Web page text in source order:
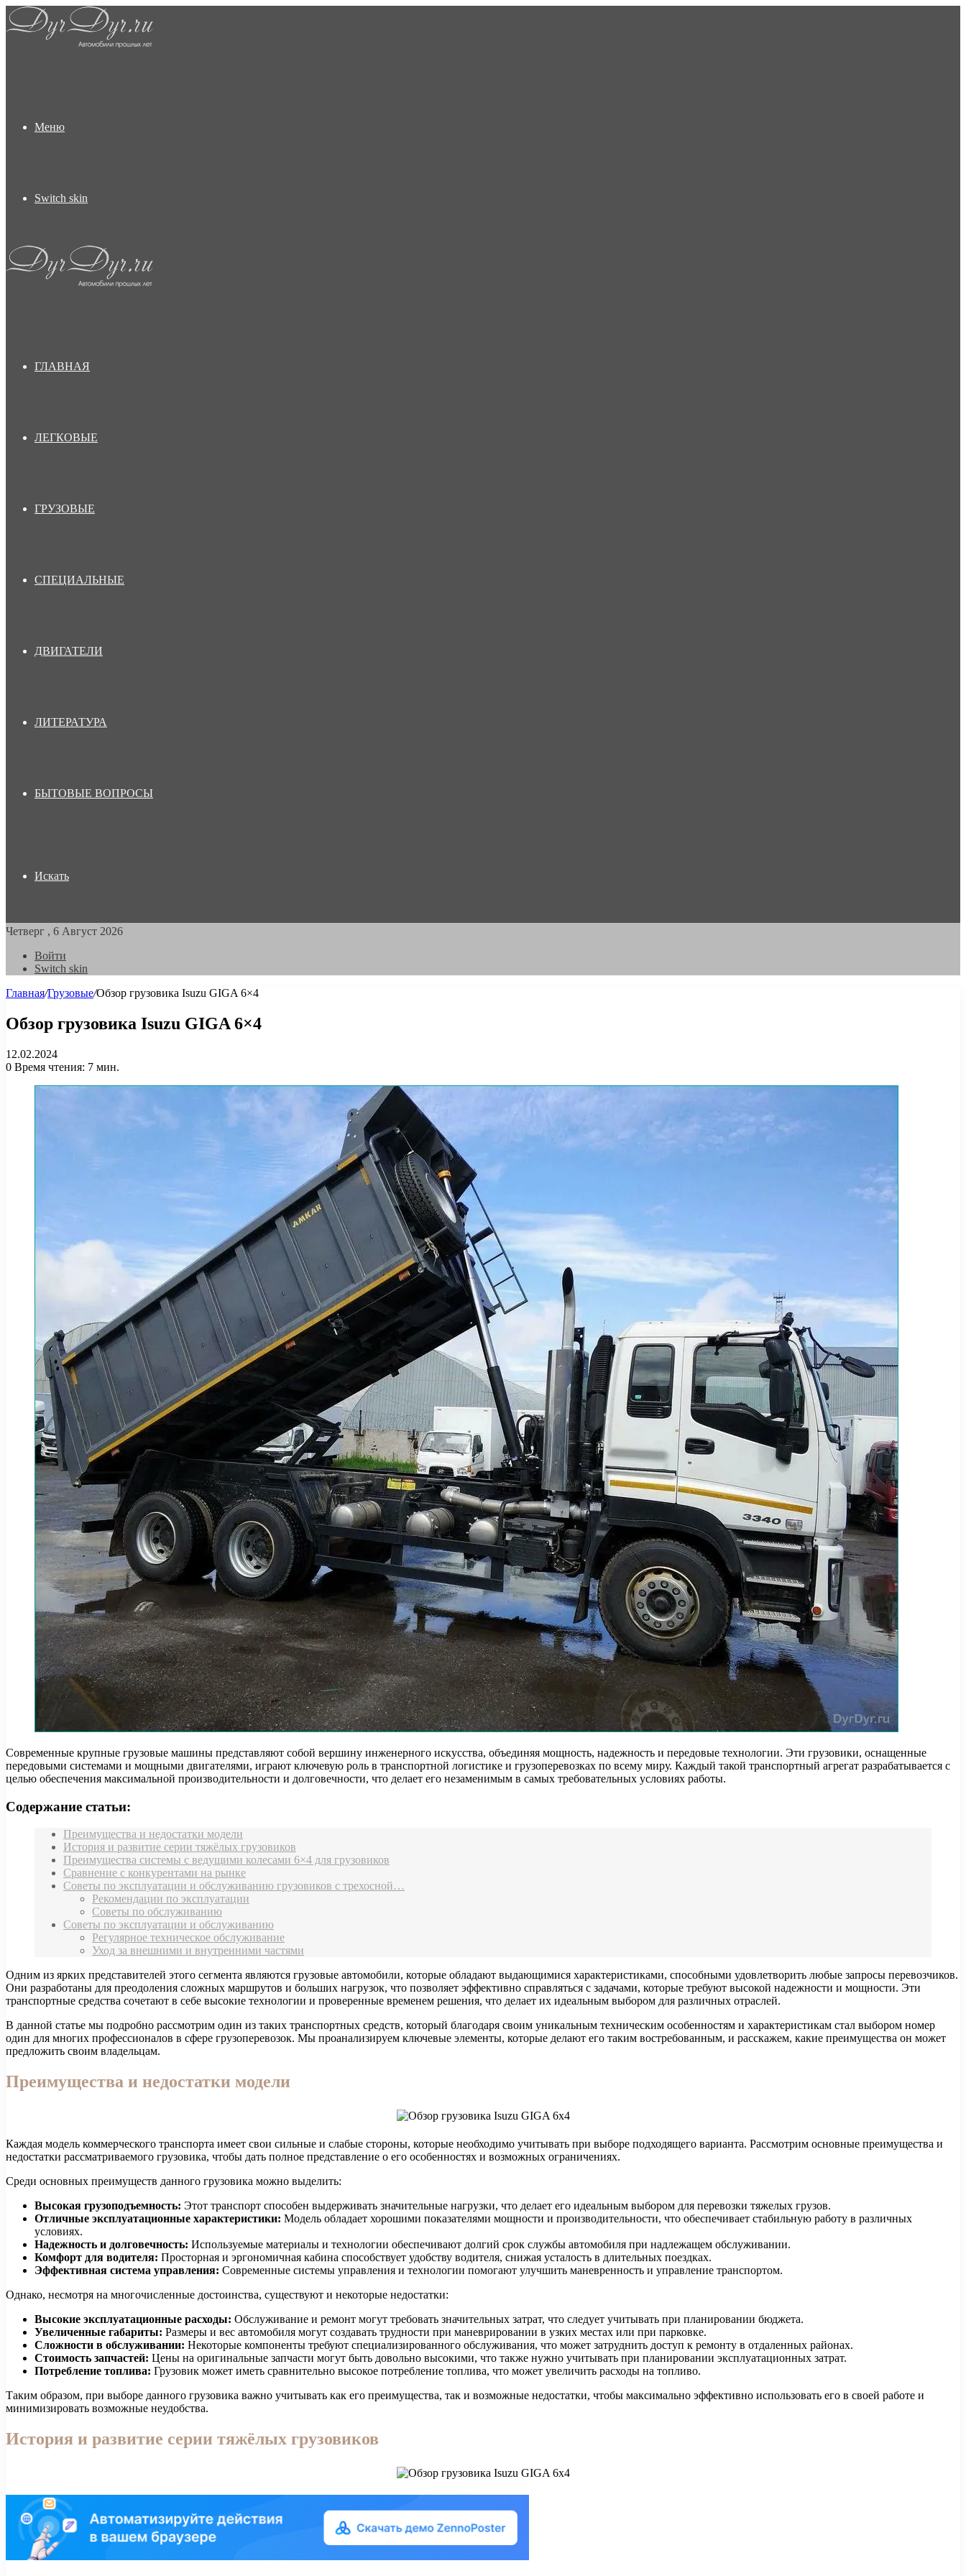
Меню
Switch skin
ГЛАВНАЯ
ЛЕГКОВЫЕ
ГРУЗОВЫЕ
СПЕЦИАЛЬНЫЕ
ДВИГАТЕЛИ
ЛИТЕРАТУРА
БЫТОВЫЕ ВОПРОСЫ
Искать
Четверг , 6 Август 2026
Войти
Switch skin
Главная/Грузовые/Обзор грузовика Isuzu GIGA 6×4
Обзор грузовика Isuzu GIGA 6×4
12.02.2024
0 Время чтения: 7 мин.
Современные крупные грузовые машины представляют собой вершину инженерного искусства, объединяя мощность, надежность и передовые технологии. Эти грузовики, оснащенные
передовыми системами и мощными двигателями, играют ключевую роль в транспортной логистике и грузоперевозках по всему миру. Каждый такой транспортный агрегат разрабатывается с
целью обеспечения максимальной производительности и долговечности, что делает его незаменимым в самых требовательных условиях работы.
Содержание статьи:
Преимущества и недостатки модели
История и развитие серии тяжёлых грузовиков
Преимущества системы с ведущими колесами 6×4 для грузовиков
Сравнение с конкурентами на рынке
Советы по эксплуатации и обслуживанию грузовиков с трехосной…
Рекомендации по эксплуатации
Советы по обслуживанию
Советы по эксплуатации и обслуживанию
Регулярное техническое обслуживание
Уход за внешними и внутренними частями
Одним из ярких представителей этого сегмента являются грузовые автомобили, которые обладают выдающимися характеристиками, способными удовлетворить любые запросы перевозчиков.
Они разработаны для преодоления сложных маршрутов и больших нагрузок, что позволяет эффективно справляться с задачами, которые требуют высокой надежности и мощности. Эти
транспортные средства сочетают в себе высокие технологии и проверенные временем решения, что делает их идеальным выбором для различных отраслей.
В данной статье мы подробно рассмотрим один из таких транспортных средств, который благодаря своим уникальным техническим особенностям и характеристикам стал выбором номер
один для многих профессионалов в сфере грузоперевозок. Мы проанализируем ключевые элементы, которые делают его таким востребованным, и расскажем, какие преимущества он может
предложить своим владельцам.
Преимущества и недостатки модели
Каждая модель коммерческого транспорта имеет свои сильные и слабые стороны, которые необходимо учитывать при выборе подходящего варианта. Рассмотрим основные преимущества и
недостатки рассматриваемого грузовика, чтобы дать полное представление о его особенностях и возможных ограничениях.
Среди основных преимуществ данного грузовика можно выделить:
Высокая грузоподъемность: Этот транспорт способен выдерживать значительные нагрузки, что делает его идеальным выбором для перевозки тяжелых грузов.
Отличные эксплуатационные характеристики: Модель обладает хорошими показателями мощности и производительности, что обеспечивает стабильную работу в различных
условиях.
Надежность и долговечность: Используемые материалы и технологии обеспечивают долгий срок службы автомобиля при надлежащем обслуживании.
Комфорт для водителя: Просторная и эргономичная кабина способствует удобству водителя, снижая усталость в длительных поездках.
Эффективная система управления: Современные системы управления и технологии помогают улучшить маневренность и управление транспортом.
Однако, несмотря на многочисленные достоинства, существуют и некоторые недостатки:
Высокие эксплуатационные расходы: Обслуживание и ремонт могут требовать значительных затрат, что следует учитывать при планировании бюджета.
Увеличенные габариты: Размеры и вес автомобиля могут создавать трудности при маневрировании в узких местах или при парковке.
Сложности в обслуживании: Некоторые компоненты требуют специализированного обслуживания, что может затруднить доступ к ремонту в отдаленных районах.
Стоимость запчастей: Цены на оригинальные запчасти могут быть довольно высокими, что также нужно учитывать при планировании эксплуатационных затрат.
Потребление топлива: Грузовик может иметь сравнительно высокое потребление топлива, что может увеличить расходы на топливо.
Таким образом, при выборе данного грузовика важно учитывать как его преимущества, так и возможные недостатки, чтобы максимально эффективно использовать его в своей работе и
минимизировать возможные неудобства.
История и развитие серии тяжёлых грузовиков